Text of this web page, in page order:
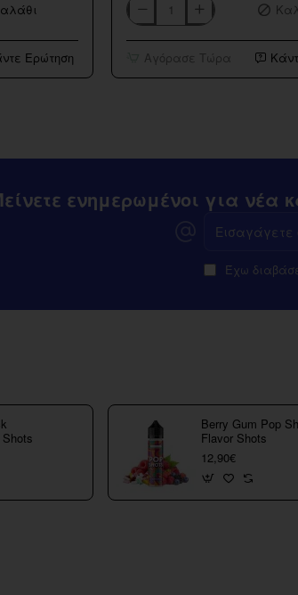
Ερώτηση
Vaporesso
Armour
GS
80wΑγόρασε Τώρα
ενημερωμένοι για νέα
email
Έχω
Berry Gum Pop
Flavor Shots
12,90€